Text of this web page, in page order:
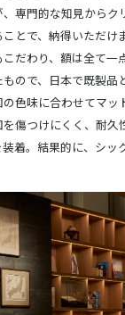
専門的な知見からク
とで、納得いただけ
だわり、額は全て一
ので、日本で既製品
色味に合わせてマッ
傷つけにくく、耐久
着。結果的に、シッ